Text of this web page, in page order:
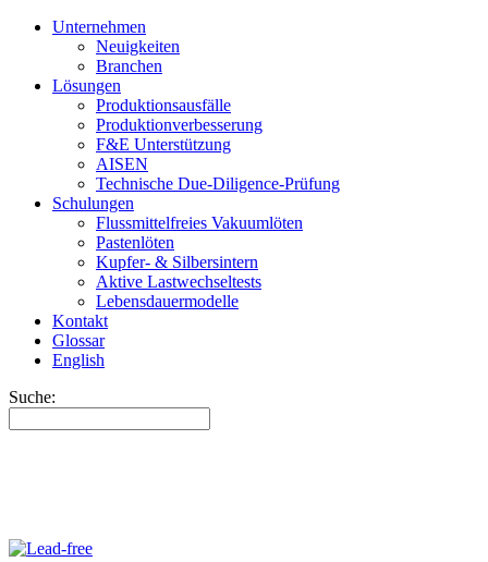
Unternehmen
Neuigkeiten
Branchen
Lösungen
Produktionsausfälle
Produktionverbesserung
F&E Unterstützung
AISEN
Technische Due-Diligence-Prüfung
Schulungen
Flussmittelfreies Vakuumlöten
Pastenlöten
Kupfer- & Silbersintern
Aktive Lastwechseltests
Lebensdauermodelle
Kontakt
Glossar
English
Suche: